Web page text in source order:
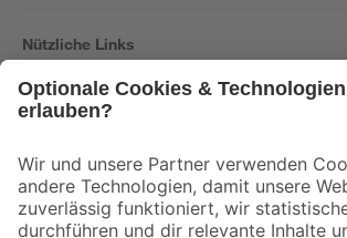
Nützliche Links
Der toom Newsletter: Keine Angebote und Aktionen
Zur Newsletter Anmeldung